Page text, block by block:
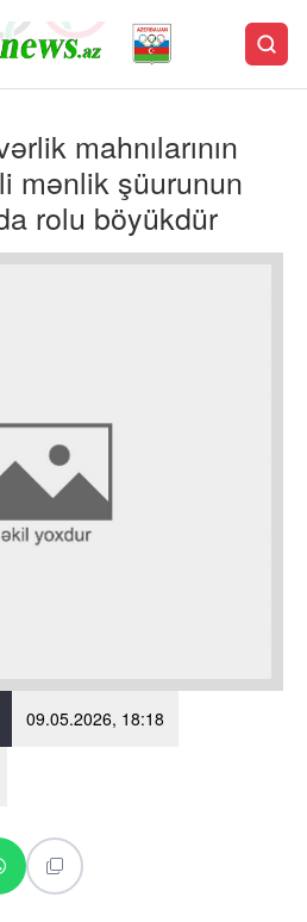
mahnılarının
mənlik şüurunun
rolu böyükdür
09.05.2026, 18:18